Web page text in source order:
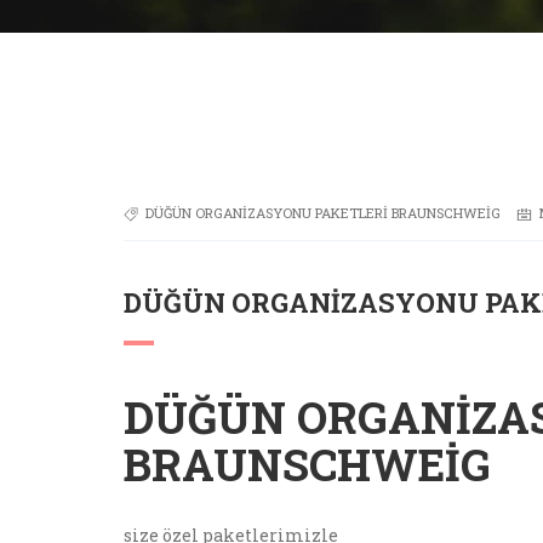
DÜĞÜN ORGANIZASYONU PAKETLERI BRAUNSCHWEIG
DÜĞÜN ORGANIZASYONU
DÜĞÜN
BRAUNSCHWEIG
size özel paketlerimizle